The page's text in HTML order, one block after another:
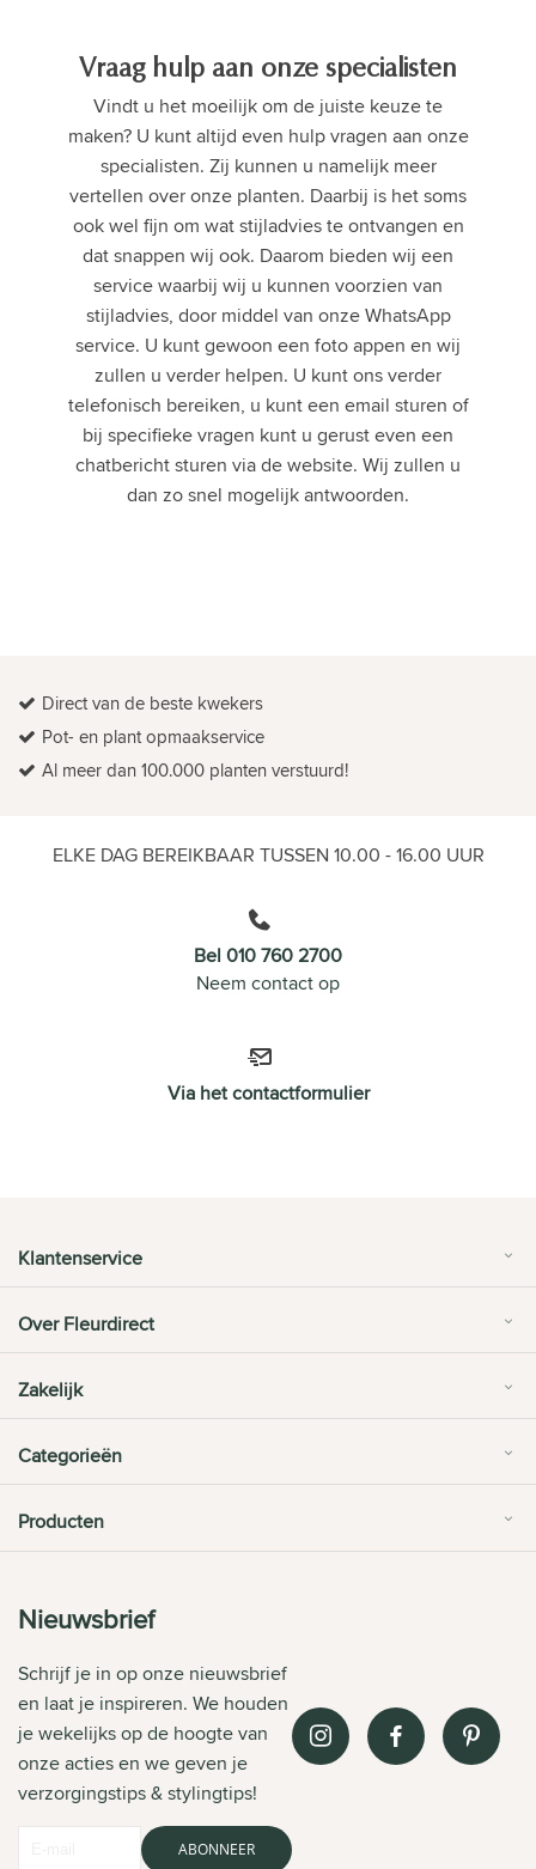
Vraag hulp aan onze specialisten
Vindt u het moeilijk om de juiste keuze te
maken? U kunt altijd even hulp vragen aan onze
specialisten. Zij kunnen u namelijk meer
vertellen over onze planten. Daarbij is het soms
ook wel fijn om wat stijladvies te ontvangen en
dat snappen wij ook. Daarom bieden wij een
service waarbij wij u kunnen voorzien van
stijladvies, door middel van onze WhatsApp
service. U kunt gewoon een foto appen en wij
zullen u verder helpen. U kunt ons verder
telefonisch bereiken, u kunt een email sturen of
bij specifieke vragen kunt u gerust even een
chatbericht sturen via de website. Wij zullen u
dan zo snel mogelijk antwoorden.
Direct van de beste kwekers
Pot- en plant opmaakservice
Al meer dan 100.000 planten verstuurd!
ELKE DAG BEREIKBAAR TUSSEN 10.00 - 16.00 UUR
Bel 010 760 2700
Neem contact op
Via het contactformulier
Klantenservice
Over Fleurdirect
Zakelijk
Categorieën
Producten
Nieuwsbrief
Schrijf je in op onze nieuwsbrief
en laat je inspireren. We houden
je wekelijks op de hoogte van
onze acties en we geven je
verzorgingstips & stylingtips!
ABONNEER